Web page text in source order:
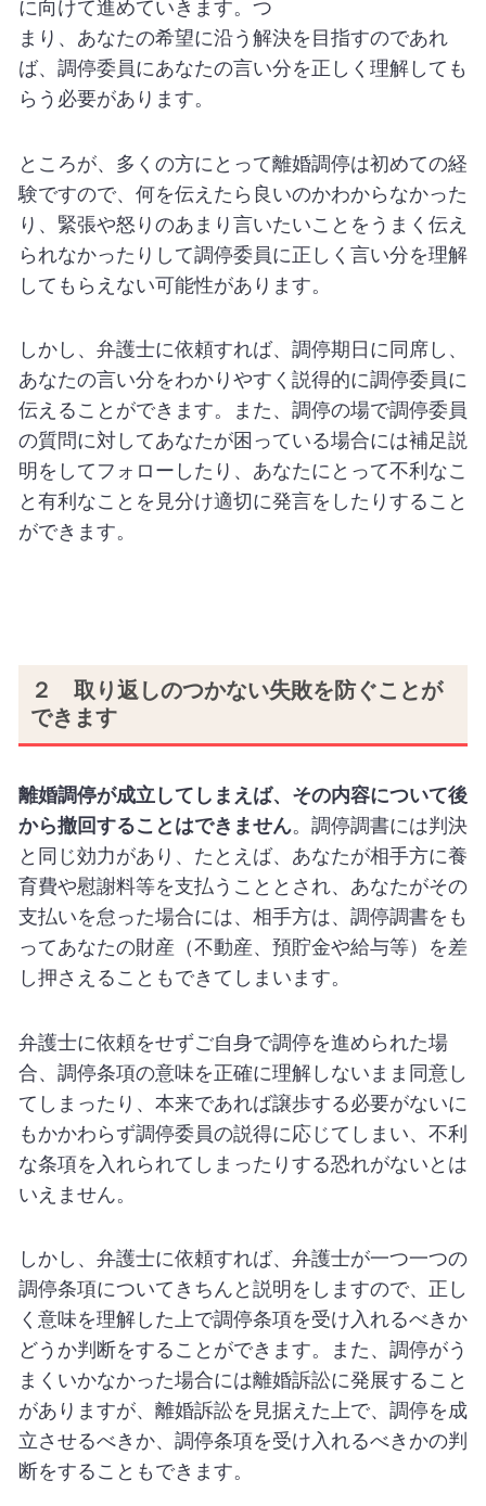
に向けて進めていきます。つ
まり、あなたの希望に沿う解決を目指すのであれ
ば、 調停委員にあなたの言い分を正しく理解しても
らう必要があります。
ところが、多くの方にとって離婚調停は初めての経
験ですので、何を伝えたら良いのかわからなかった
り、緊張や怒りのあまり言いたいことをうまく伝え
られなかったりして調停委員に正しく言い分を理解
してもらえない可能性があります。
しかし、弁護士に依頼すれば、調停期日に同席し、
あなたの言い分をわかりやすく説得的に調停委員に
伝えることができます。また、調停の場で調停委員
の質問に対してあなたが困っている場合には補足説
明をしてフォローしたり、あなたにとって不利なこ
と有利なことを見分け適切に発言をしたりすること
ができます。
２ 取り返しのつかない失敗を防ぐことが
できます
離婚調停が成立してしまえば、その内容について後
から撤回することはできません。調停調書には判決
と同じ効力があり、たとえば、あなたが相手方に養
育費や慰謝料等を支払うこととされ、あなたがその
支払いを怠った場合には、相手方は、調停調書をも
ってあなたの財産（不動産、預貯金や給与等）を差
し押さえることもできてしまいます。
弁護士に依頼をせずご自身で調停を進められた場
合、調停条項の意味を正確に理解しないまま同意し
てしまったり、本来であれば譲歩する必要がないに
もかかわらず調停委員の説得に応じてしまい、不利
な条項を入れられてしまったりする恐れがないとは
いえません。
しかし、弁護士に依頼すれば、弁護士が一つ一つの
調停条項についてきちんと説明をしますので、正し
く意味を理解した上で調停条項を受け入れるべきか
どうか判断をすることができます。また、調停がう
まくいかなかった場合には離婚訴訟に発展すること
がありますが、離婚訴訟を見据えた上で、調停を成
立させるべきか、調停条項を受け入れるべきかの判
断をすることもできます。